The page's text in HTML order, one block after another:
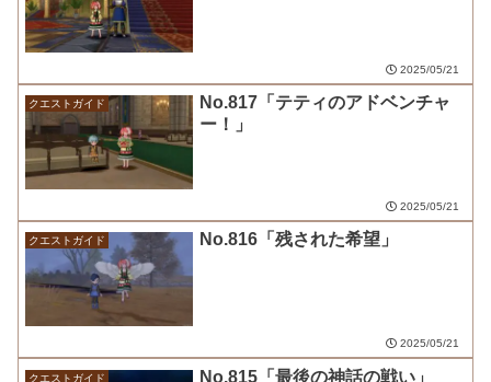
2025/05/21
クエストガイド
No.817「テティのアドベンチャ
ー！」
2025/05/21
クエストガイド No.816「残された希望」
2025/05/21
クエストガイド No.815「最後の神話の戦い」